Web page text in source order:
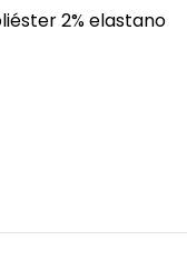
2% elastano